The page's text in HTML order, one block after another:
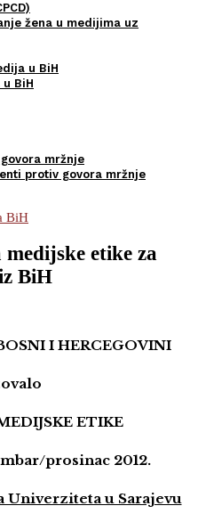
žena u medijima uz
u BiH
BiH
mržnje
protiv govora mržnje
BiH
etike za
BiH
I HERCEGOVINI
ETIKE
prosinac 2012.
u Sarajevu